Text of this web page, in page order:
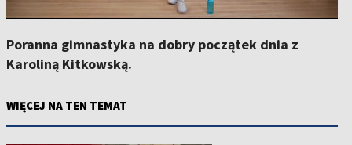
Poranna gimnastyka na dobry początek dnia z
Karoliną Kitkowską.
WIĘCEJ NA TEN TEMAT